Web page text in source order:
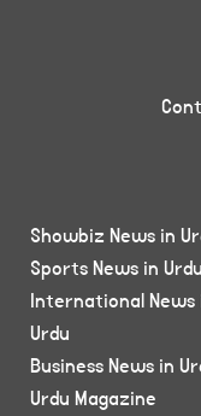
Showbiz News in
Sports News in Urdu
International News
Urdu
Business News in
Urdu Magazine